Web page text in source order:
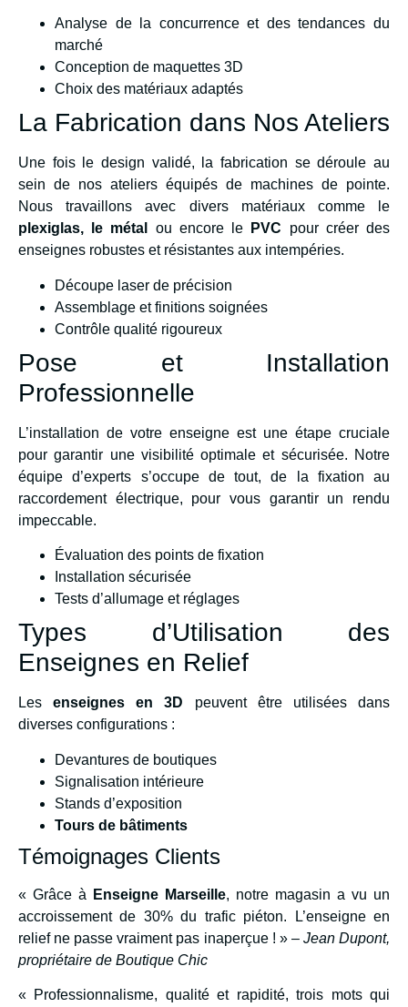
Analyse de la concurrence et des tendances du
marché
Conception de maquettes 3D
Choix des matériaux adaptés
La Fabrication dans Nos Ateliers
Une fois le design validé, la fabrication se déroule au
sein de nos ateliers équipés de machines de pointe.
Nous travaillons avec divers matériaux comme le
plexiglas, le métal
ou encore le PVC pour créer des
enseignes robustes et résistantes aux intempéries.
Découpe laser de précision
Assemblage et finitions soignées
Contrôle qualité rigoureux
Pose et Installation
Professionnelle
L’installation de votre enseigne est une étape cruciale
pour garantir une visibilité optimale et sécurisée. Notre
équipe d’experts s’occupe de tout, de la fixation au
raccordement électrique, pour vous garantir un rendu
impeccable.
Évaluation des points de fixation
Installation sécurisée
Tests d’allumage et réglages
Types d’Utilisation des
Enseignes en Relief
Lesenseignes en 3D peuvent être utilisées dans
diverses configurations :
Devantures de boutiques
Signalisation intérieure
Stands d’exposition
Tours de bâtiments
Témoignages Clients
« Grâce à Enseigne Marseille, notre magasin a vu un
accroissement de 30% du trafic piéton. L’enseigne en
relief ne passe vraiment pas inaperçue ! » – Jean Dupont,
propriétaire de Boutique Chic
« Professionnalisme, qualité et rapidité, trois mots qui